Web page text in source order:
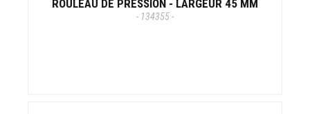
ROULEAU DE PRESSION - LARGEUR 45 MM
- 134355 -